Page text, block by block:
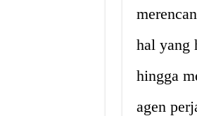
hal yang
hingga
agen